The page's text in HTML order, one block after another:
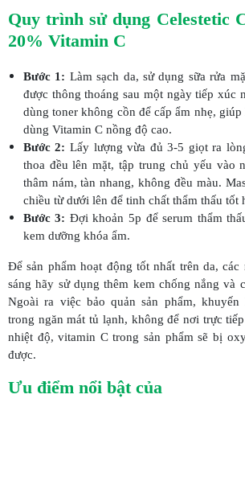
Quy trình sử dụng Celestetic
20% Vitamin C
Bước 1: Làm sạch da, sử dụng sữa rửa
được thông thoáng sau một ngày tiếp xúc
dùng toner không cồn để cấp ẩm nhẹ,
dùng Vitamin C nồng độ cao.
Bước 2: Lấy lượng vừa đủ 3-5 giọt ra
thoa đều lên mặt, tập trung chủ yếu vào
thâm nám, tàn nhang, không đều màu.
chiều từ dưới lên để tinh chất thẩm thấu tốt
Bước 3: Đợi khoản 5p để serum thẩm
kem dưỡng khóa ẩm.
Để sản phẩm hoạt động tốt nhất trên da,
sáng hãy sử dụng thêm kem chống nắng và
Ngoài ra việc bảo quản sản phẩm, khuyến
trong ngăn mát tủ lạnh, không để nơi trực
nhiệt độ, vitamin C trong sản phẩm sẽ bị
được.
Ưu điểm nổi bật của